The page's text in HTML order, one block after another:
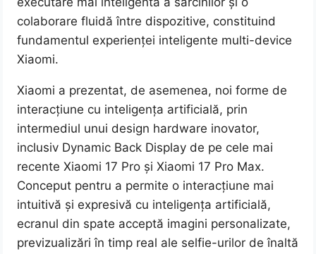
colaborare fluidă între dispozitive, constituind
fundamentul experienței inteligente multi-device
Xiaomi.
Xiaomi a prezentat, de asemenea, noi forme de
interacțiune cu inteligența artificială, prin
intermediul unui design hardware inovator,
inclusiv Dynamic Back Display de pe cele mai
recente Xiaomi 17 Pro și Xiaomi 17 Pro Max.
Conceput pentru a permite o interacțiune mai
intuitivă și expresivă cu inteligența artificială,
ecranul din spate acceptă imagini personalizate,
previzualizări în timp real ale selfie-urilor de înaltă